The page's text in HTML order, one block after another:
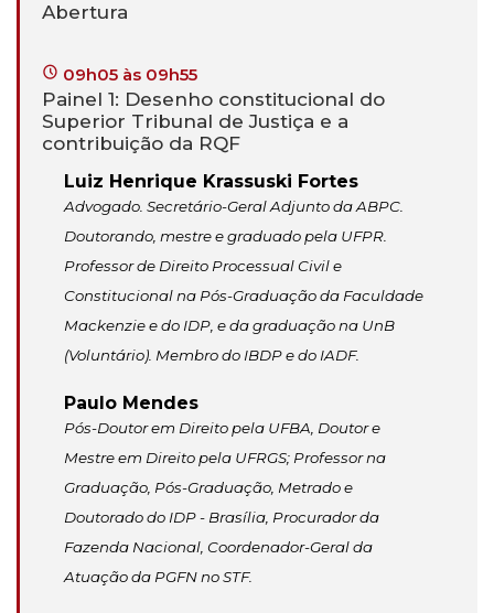
Abertura
09h05 às 09h55
Painel 1: Desenho constitucional do
Superior Tribunal de Justiça e a
contribuição da RQF
Luiz Henrique Krassuski Fortes
Advogado. Secretário-Geral Adjunto da ABPC.
Doutorando, mestre e graduado pela UFPR.
Professor de Direito Processual Civil e
Constitucional na Pós-Graduação da Faculdade
Mackenzie e do IDP, e da graduação na UnB
(Voluntário). Membro do IBDP e do IADF.
Paulo Mendes
Pós-Doutor em Direito pela UFBA, Doutor e
Mestre em Direito pela UFRGS; Professor na
Graduação, Pós-Graduação, Metrado e
Doutorado do IDP - Brasília, Procurador da
Fazenda Nacional, Coordenador-Geral da
Atuação da PGFN no STF.